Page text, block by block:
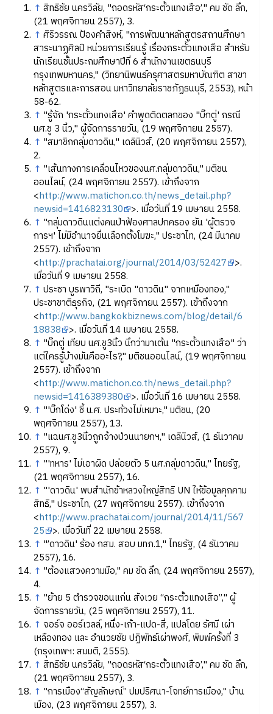
↑ สิทธิชัย นครวิลัย, "ถอดรหัส‘กระตั้วแทงเสือ’," คม ชัด ลึก,
(21 พฤศจิกายน 2557), 3.
↑ ศิริวรรณ ป้องคำสิงห์, "การพัฒนาหลักสูตรสถานศึกษา
สาระนาฏศิลป์ หน่วยการเรียนรู้ เรื่องกระตั้วแทงเสือ สำหรับ
นักเรียนชั้นประถมศึกษาปีที่ 6 สำนักงานเขตธนบุรี
กรุงเทพมหานคร," (วิทยานิพนธ์ครุศาสตรมหาบัณฑิต สาขา
หลักสูตรและการสอน มหาวิทยาลัยราชภัฏธนบุรี, 2553), หน้า
58-62.
↑ "รู้จัก 'กระตั้วแทงเสือ' คำพูดติดตลกของ "บิ๊กตู่' กรณี
นศ.ชู 3 นิ้ว," ผู้จัดการรายวัน, (19 พฤศจิกายน 2557).
↑ "สมาชิกกลุ่มดาวดิน," เดลินิวส์, (20 พฤศจิกายน 2557),
2.
↑ "เส้นทางการเคลื่อนไหวของนศ.กลุ่มดาวดิน," มติชน
ออนไลน์, (24 พฤศจิกายน 2557). เข้าถึงจาก
<http://www.matichon.co.th/news_detail.php?
newsid=1416823130 >. เมื่อวันที่ 19 เมษายน 2558.
↑ "กลุ่มดาวดินแต่งคนป่าฟ้องศาลปกครอง ยัน 'ผู้ตรวจ
การฯ' ไม่มีอำนาจยื่นเลือกตั้งโมฆะ," ประชาไท, (24 มีนาคม
2557). เข้าถึงจาก
<http://prachatai.org/journal/2014/03/52427 >.
เมื่อวันที่ 9 เมษายน 2558.
↑ ประชา บูรพาวิถี, "ระเบิด "ดาวดิน" จากเหมืองทอง,"
ประชาชาติธุรกิจ, (21 พฤศจิกายน 2557). เข้าถึงจาก
<http://www.bangkokbiznews.com/blog/detail/6
18838 >. เมื่อวันที่ 14 เมษายน 2558.
↑ "บิ๊กตู่ เทียบ นศ.ชู3นิ้ว นึกว่ามาเต้น "กระตั้วแทงเสือ" ว่า
แต่ใครรู้บ้างมันคืออะไร?," มติชนออนไลน์, (19 พฤศจิกายน
2557). เข้าถึงจาก
<http://www.matichon.co.th/news_detail.php?
newsid=1416389380 >. เมื่อวันที่ 16 เมษายน 2558.
↑ "'บิ๊กโด่ง' ชี้ น.ศ. ประท้วงไม่เหมาะ," มติชน, (20
พฤศจิกายน 2557), 13.
↑ "แฉนศ.ชู3นิ้วถูกจ้างป่วนนายกฯ," เดลินิวส์, (1 ธันวาคม
2557), 9.
↑ "'ทหาร' ไม่เอาผิด ปล่อยตัว 5 นศ.กลุ่มดาวดิน," ไทยรัฐ,
(21 พฤศจิกายน 2557), 16.
↑ "'ดาวดิน' พบสำนักข้าหลวงใหญ่สิทธิ UN ให้ข้อมูลคุกคาม
สิทธิ," ประชาไท, (27 พฤศจิกายน 2557). เข้าถึงจาก
<http://www.prachatai.com/journal/2014/11/567
25 >. เมื่อวันที่ 22 เมษายน 2558.
↑ "’ดาวดิน' ร้อง กสม. สอบ มทภ.1," ไทยรัฐ, (4 ธันวาคม
2557), 16.
↑ "ต้องแสวงความมือ," คม ชัด ลึก, (24 พฤศจิกายน 2557),
4.
↑ "ย้าย 5 ตำรวจขอนแก่น สังเวย “กระตั้วแทงเสือ”," ผู้
จัดการรายวัน, (25 พฤศจิกายน 2557), 11.
↑ จอร์จ ออร์เวลล์, หนึ่ง-เก้า-แปด-สี่, แปลโดย รัศมี เผ่า
เหลืองทอง และ อำนวยชัย ปฏิพัทธ์เผ่าพงศ์, พิมพ์ครั้งที่ 3
(กรุงเทพฯ: สมมติ, 2555).
↑ สิทธิชัย นครวิลัย, "ถอดรหัส‘กระตั้วแทงเสือ’," คม ชัด ลึก,
(21 พฤศจิกายน 2557), 3.
↑ "การเมือง“สัญลักษณ์” ปมปริศนา-โจทย์การเมือง," บ้าน
เมือง, (23 พฤศจิกายน 2557), 3.